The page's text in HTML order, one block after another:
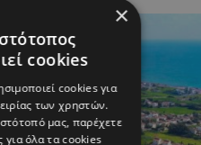
×
cookies
cookies για
των χρηστών.
μας, παρέχετε
για όλα τα cookies